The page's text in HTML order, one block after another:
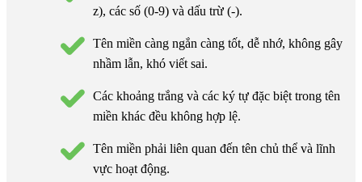
z), các số (0-9) và dấu trừ (-).
Tên miền càng ngắn càng tốt, dễ nhớ, không gây
nhầm lẫn, khó viết sai.
Các khoảng trắng và các ký tự đặc biệt trong tên
miền khác đều không hợp lệ.
Tên miền phải liên quan đến tên chủ thể và lĩnh
vực hoạt động.